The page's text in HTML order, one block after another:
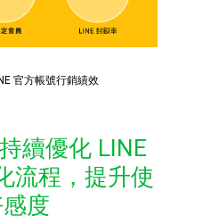
官方帳號行銷績效
續優化 LINE
流程，提升使
度